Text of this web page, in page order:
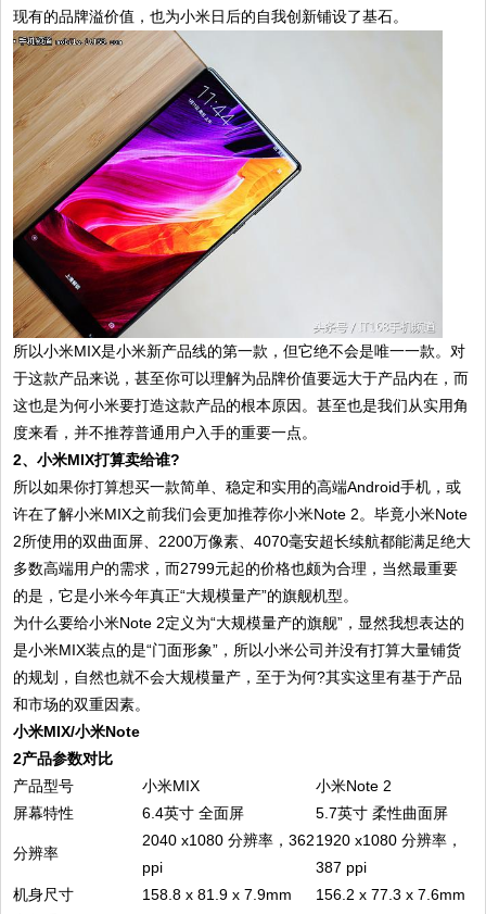
现有的品牌溢价值，也为小米日后的自我创新铺设了基石。
所以小米MIX是小米新产品线的第一款，但它绝不会是唯一一款。对
于这款产品来说，甚至你可以理解为品牌价值要远大于产品内在，而
这也是为何小米要打造这款产品的根本原因。甚至也是我们从实用角
度来看，并不推荐普通用户入手的重要一点。
2、小米MIX打算卖给谁?
所以如果你打算想买一款简单、稳定和实用的高端Android手机，或
许在了解小米MIX之前我们会更加推荐你小米Note 2。毕竟小米Note
2所使用的双曲面屏、2200万像素、4070毫安超长续航都能满足绝大
多数高端用户的需求，而2799元起的价格也颇为合理，当然最重要
的是，它是小米今年真正“大规模量产”的旗舰机型。
为什么要给小米Note 2定义为“大规模量产的旗舰”，显然我想表达的
是小米MIX装点的是“门面形象”，所以小米公司并没有打算大量铺货
的规划，自然也就不会大规模量产，至于为何?其实这里有基于产品
和市场的双重因素。
小米MIX/小米Note
2产品参数对比
产品型号
小米MIX
小米Note 2
屏幕特性
6.4英寸 全面屏 5.7英寸 柔性曲面屏
分辨率
2040 x1080 分辨率，362
ppi
1920 x1080 分辨率，
387 ppi
机身尺寸
158.8 x 81.9 x 7.9mm
156.2 x 77.3 x 7.6mm